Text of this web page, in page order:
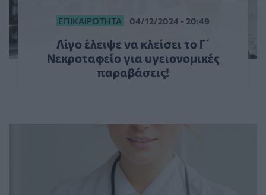
ΕΠΙΚΑΙΡΌΤΗΤΑ 04/12/2024 - 20:49
Λίγο έλειψε να κλείσει το Γ΄
Νεκροταφείο για υγειονομικές
παραβάσεις!